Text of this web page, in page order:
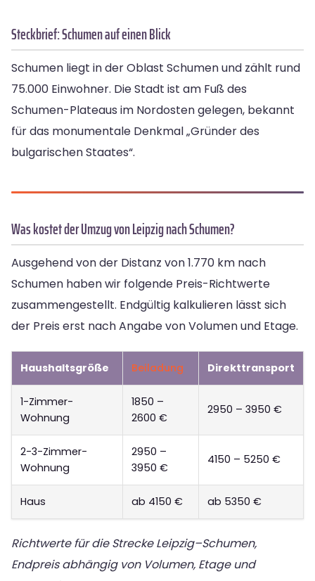
Steckbrief: Schumen auf einen Blick
Schumen liegt in der Oblast Schumen und zählt rund
75.000 Einwohner. Die Stadt ist am Fuß des
Schumen-Plateaus im Nordosten gelegen, bekannt
für das monumentale Denkmal „Gründer des
bulgarischen Staates“.
Was kostet der Umzug von Leipzig nach Schumen?
Ausgehend von der Distanz von 1.770 km nach
Schumen haben wir folgende Preis-Richtwerte
zusammengestellt. Endgültig kalkulieren lässt sich
der Preis erst nach Angabe von Volumen und Etage.
Haushaltsgröße Beiladung Direkttransport
1-Zimmer-
Wohnung
1850 –
2600 €
2950 – 3950 €
2-3-Zimmer-
Wohnung
2950 –
3950 €
4150 – 5250 €
Haus ab 4150 € ab 5350 €
Richtwerte für die Strecke Leipzig–Schumen,
Endpreis abhängig von Volumen, Etage und